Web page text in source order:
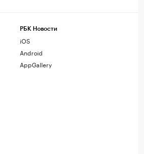
РБК Новости
iOS
Android
AppGallery